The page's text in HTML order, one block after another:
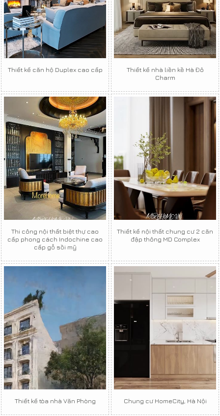
Thiết kế căn hộ Duplex cao cấp
Thiết kế nhà liền kề Hà Đô
Charm
Thi công nội thất biệt thự cao
cấp phong cách Indochine cao
cấp gỗ sồi mỹ
Thiết kế nội thất chung cư 2 căn
đập thông MD Complex
Thiết kế tòa nhà Văn Phòng Chung cư HomeCity, Hà Nội